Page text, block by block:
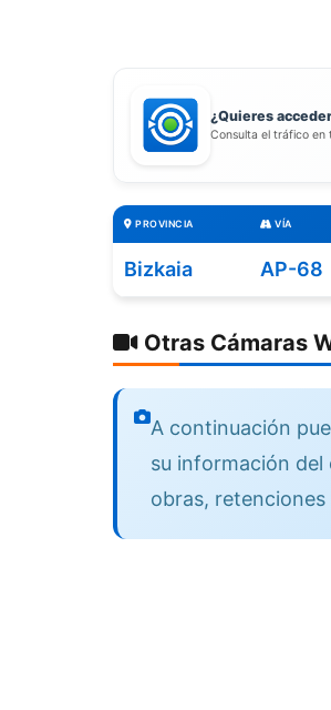
¿Quieres
Consulta el tráfico en
PROVINCIA VÍA
Bizkaia AP-68
Otras Cámaras
A continuación
su información
obras,